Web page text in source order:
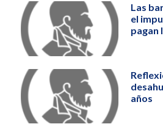
Las
el
pagan
años